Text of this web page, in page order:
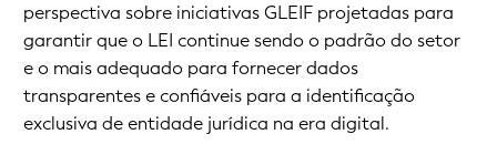
perspectiva sobre iniciativas GLEIF projetadas para
garantir que o LEI continue sendo o padrão do setor
e o mais adequado para fornecer dados
transparentes e confiáveis para a identificação
exclusiva de entidade jurídica na era digital.